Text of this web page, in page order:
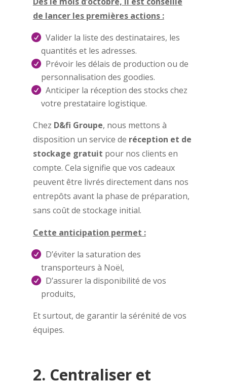
de lancer les premières actions :
Valider la liste des destinataires, les
quantités et les adresses.
Prévoir les délais de production ou de
personnalisation des goodies.
Anticiper la réception des stocks chez
votre prestataire logistique.
Chez D&fi Groupe, nous mettons à
disposition un service de réception et de
stockage gratuit pour nos clients en
compte. Cela signifie que vos cadeaux
peuvent être livrés directement dans nos
entrepôts avant la phase de préparation,
sans coût de stockage initial.
Cette anticipation permet :
D’éviter la saturation des
transporteurs à Noël,
D’assurer la disponibilité de vos
produits,
Et surtout, de garantir la sérénité de vos
équipes.
2. Centraliser et